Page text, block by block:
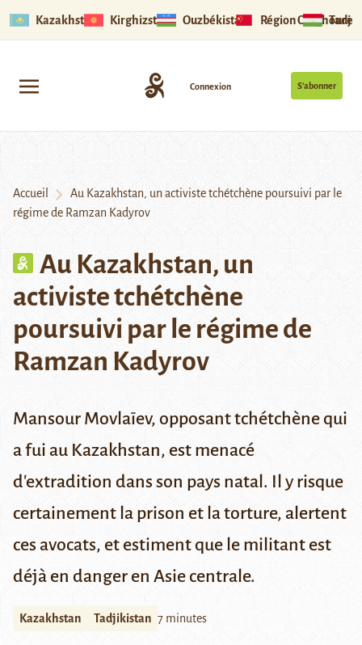
Kazakhstan Kirghizstan Ouzbékistan Région Ouïghoure
S’abonner
Connexion
Accueil
Au Kazakhstan, un activiste tchétchène poursuivi par le
régime de Ramzan Kadyrov
Au Kazakhstan, un
activiste tchétchène
poursuivi par le régime de
Ramzan Kadyrov
Mansour Movlaïev, opposant tchétchène qui
a fui au Kazakhstan, est menacé
d'extradition dans son pays natal. Il y risque
certainement la prison et la torture, alertent
ces avocats, et estiment que le militant est
déjà en danger en Asie centrale.
Kazakhstan Tadjikistan 7 minutes